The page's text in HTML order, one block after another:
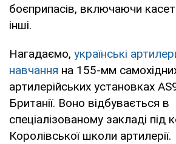
боєприпасів, включаючи
інші.
Нагадаємо, українські
навчання на 155-мм
артилерійських установках
Британії. Воно відбувається в
спеціалізованому закладі під
Королівської школи артилерії.